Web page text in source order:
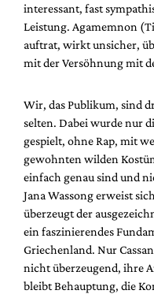
interessant, fast
Leistung. Agamemnon
auftrat, wirkt unsicher,
mit der Versöhnung mit
Wir, das Publikum, sind
selten. Dabei wurde nur
gespielt, ohne Rap, mit
gewohnten wilden
einfach genau sind und
Jana Wassong erweist
überzeugt der
ein faszinierendes
Griechenland. Nur
nicht überzeugend, ihre
bleibt Behauptung, die